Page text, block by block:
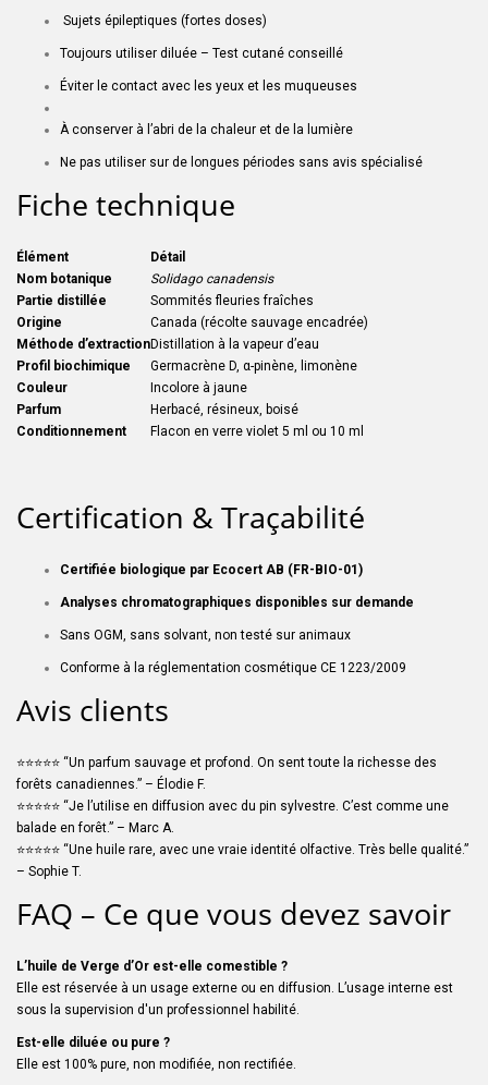
Sujets épileptiques (fortes doses)
Toujours utiliser diluée – Test cutané conseillé
Éviter le contact avec les yeux et les muqueuses
À conserver à l’abri de la chaleur et de la lumière
Ne pas utiliser sur de longues périodes sans avis spécialisé
Fiche technique
Élément
Détail
Nom botanique
Solidago canadensis
Partie distillée
Sommités fleuries fraîches
Origine
Canada (récolte sauvage encadrée)
Méthode d’extractionDistillation à la vapeur d’eau
Profil biochimique
Germacrène D, α-pinène, limonène
Couleur
Incolore à jaune
Parfum
Herbacé, résineux, boisé
Conditionnement
Flacon en verre violet 5 ml ou 10 ml
Certification & Traçabilité
Certifiée biologique par Ecocert AB (FR-BIO-01)
Analyses chromatographiques disponibles sur demande
Sans OGM, sans solvant, non testé sur animaux
Conforme à la réglementation cosmétique CE 1223/2009
Avis clients
⭐⭐⭐⭐⭐ “Un parfum sauvage et profond. On sent toute la richesse des
forêts canadiennes.” – Élodie F.
⭐⭐⭐⭐⭐ “Je l’utilise en diffusion avec du pin sylvestre. C’est comme une
balade en forêt.” – Marc A.
⭐⭐⭐⭐⭐ “Une huile rare, avec une vraie identité olfactive. Très belle qualité.”
– Sophie T.
FAQ – Ce que vous devez savoir
L’huile de Verge d’Or est-elle comestible ?
Elle est réservée à un usage externe ou en diffusion. L’usage interne est
sous la supervision d'un professionnel habilité.
Est-elle diluée ou pure ?
Elle est 100% pure, non modifiée, non rectifiée.